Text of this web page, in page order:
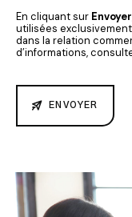
En cliquant sur Envoyer
utilisées
dans la relation
d’informations,
ENVOYER